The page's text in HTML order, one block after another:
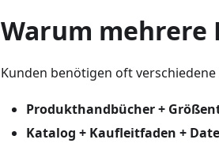
Warum mehrere
Kunden benötigen oft
Produkthandbücher +
Katalog + Kaufleitfaden +